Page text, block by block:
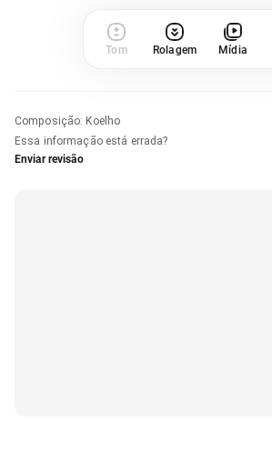
Tom Rolagem Mídia
Composição: Koelho
Essa informação está errada?
Enviar revisão